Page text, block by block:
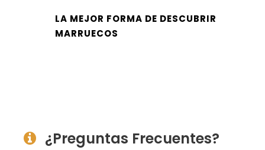
LA MEJOR FORMA DE DESCUBRIR
MARRUECOS
¿Preguntas Frecuentes?